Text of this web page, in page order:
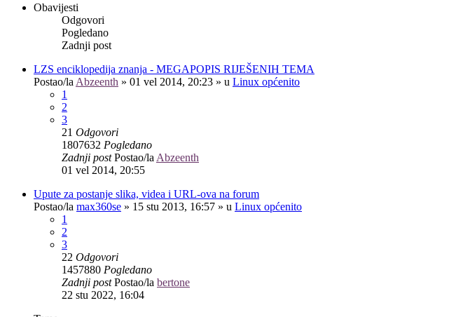
Obavijesti
Odgovori
Pogledano
Zadnji post
LZS enciklopedija znanja - MEGAPOPIS RIJEŠENIH TEMA
Postao/la Abzeenth » 01 vel 2014, 20:23 » u Linux općenito
1
2
3
21 Odgovori
1807632 Pogledano
Zadnji postPostao/la Abzeenth
01 vel 2014, 20:55
Upute za postanje slika, videa i URL-ova na forum
Postao/la max360se » 15 stu 2013, 16:57 » u Linux općenito
1
2
3
22 Odgovori
1457880 Pogledano
Zadnji postPostao/la bertone
22 stu 2022, 16:04